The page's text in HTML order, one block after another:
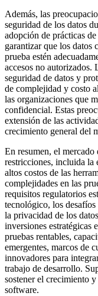
Además, las
seguridad de los datos
adopción de prácticas
garantizar que los datos
prueba estén
accesos no autorizados.
seguridad de datos y
de complejidad y costo
las organizaciones que
confidencial. Estas
extensión de las
crecimiento general del
En resumen, el mercado
restricciones, incluida la
altos costos de las
complejidades en las
requisitos regulatorios
tecnológico, los
la privacidad de los
inversiones estratégicas
pruebas rentables,
emergentes, marcos de
innovadores para
trabajo de desarrollo.
sostener el crecimiento
software.